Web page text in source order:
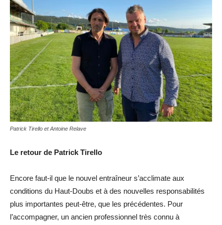
Patrick Tirello et Antoine Relave
Le retour de Patrick Tirello
Encore faut-il que le nouvel entraîneur s’acclimate aux
conditions du Haut-Doubs et à des nouvelles responsabilités
plus importantes peut-être, que les précédentes. Pour
l’accompagner, un ancien professionnel très connu à